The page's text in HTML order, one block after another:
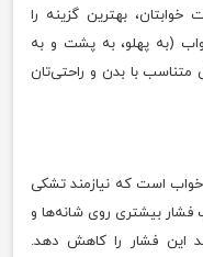
بهترین گزینه را
(به پهلو، به پشت و به
با بدن و راحتی‌تان
خواب است که نیازمند تشکی
بیشتری روی شانه‌ها و
این فشار را کاهش دهد.